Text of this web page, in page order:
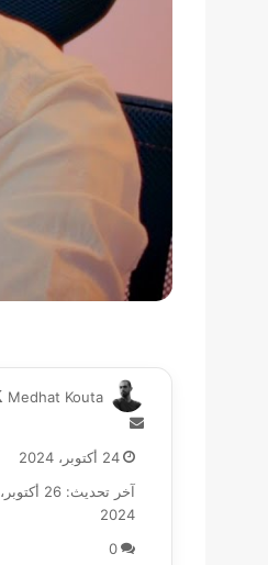
Medhat Kouta
أرسل
إلكترونيا
24 أكتوبر، 2024
آخر تحديث: 26 أكتوبر،
2024
0